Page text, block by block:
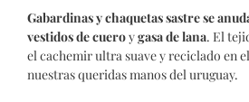
Gabardinas y chaquetas sastre se
vestidos de cueroygasa de lana. El
el cachemir ultra suave y reciclado en
nuestras queridas manos del uruguay.